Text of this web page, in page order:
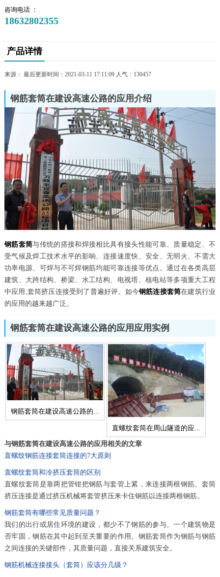
咨询电话 ：
18632802355
产品详情
来源： 最后更新时间：2021-03-11 17:11:09 人气： 130457
钢筋套筒在建设高速公路的应用介绍
钢筋套筒与传统的搭接和焊接相比具有接头性能可靠、质量稳定、不
受气候及焊工技术水平的影响、连接速度快、安全、无明火、不需大
功率电源、可焊与不可焊钢筋均能可靠连接等优点。通过在各类高层
建筑、大跨结构、桥梁、水工结构、电视塔、核电站等多项重大工程
中应用,套筒挤压连接受到了普遍好评。如今钢筋连接套筒在建筑行业
的应用的越来越广泛。
钢筋套筒在建设高速公路的应用应用实例
钢筋套筒在建设高速公路的...
直螺纹套筒在周山隧道的应...
与钢筋套筒在建设高速公路的应用相关的文章
直螺纹钢筋连接套筒连接的7大原则
直螺纹套筒和冷挤压套筒的区别
直螺纹套筒是靠两把管钳把钢筋与套管上紧，来连接两根钢筋。套筒
挤压连接是通过挤压机械将套管挤压来卡住钢筋以连接两根钢筋。
钢筋套筒有哪些常见质量问题？
我们的出行或居住环境的建设，都少不了钢筋的参与。一个建筑物是
否牢固，钢筋在其中起到至关重要的作用。钢筋套筒作为钢筋与钢筋
之间连接的关键部件，其质量问题，直接关系建筑安全。
钢筋机械连接接头（套筒）应该分几级？